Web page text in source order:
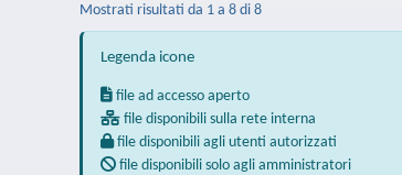
Mostrati risultati da 1 a 8 di 8
Legenda icone
file ad accesso aperto
file disponibili sulla rete interna
file disponibili agli utenti autorizzati
file disponibili solo agli amministratori